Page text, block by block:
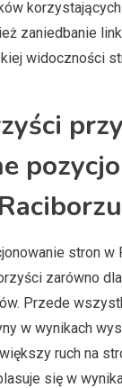
zaniedbanie
widoczności
stron w
zarówno
Przede
w wynikach
ruch na
się w